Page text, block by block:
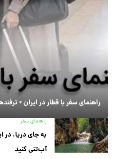
راهنمای سفر با قطار در ایران +
راهنمای سفر
به جای دریا،
آب‌تنی کنید